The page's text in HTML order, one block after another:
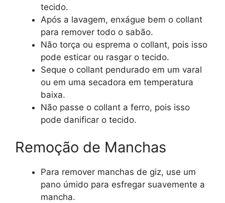
tecido.
Após a lavagem, enxágue bem o collant
para remover todo o sabão.
Não torça ou esprema o collant, pois isso
pode esticar ou rasgar o tecido.
Seque o collant pendurado em um varal
ou em uma secadora em temperatura
baixa.
Não passe o collant a ferro, pois isso
pode danificar o tecido.
Remoção de Manchas
Para remover manchas de giz, use um
pano úmido para esfregar suavemente a
mancha.